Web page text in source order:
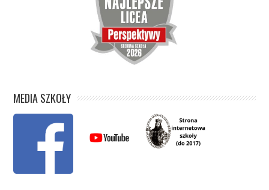
MEDIA SZKOŁY